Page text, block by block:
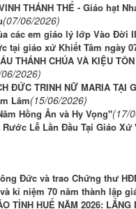
THÁNH THỂ - Giáo hạt
(07/06/2026)
các em giáo lý lớp Vào Đời
tại giáo xứ Khiết Tâm ngày
THÁNH CHÚA VÀ KIỆU
2026)
ĐỨC TRINH NỮ MARIA TẠI
Lâm(15/06/2026)
Hồng Ân và Hy Vọng"(17/
Lễ Lần Đầu Tại Giáo Xứ
Đức và trao Chứng thư
kỉ niệm 70 năm thành lập
TỈNH HUẾ NĂM 2026: